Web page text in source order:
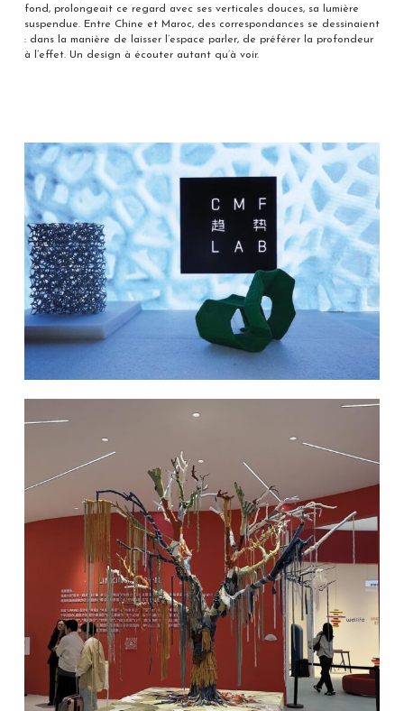
fond, prolongeait ce regard avec ses verticales douces, sa lumière
suspendue. Entre Chine et Maroc, des correspondances se dessinaient
: dans la manière de laisser l’espace parler, de préférer la profondeur
à l’effet. Un design à écouter autant qu’à voir.